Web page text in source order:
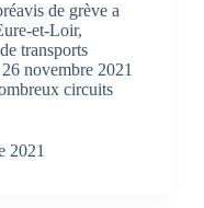
de grève a
et-Loir,
transports
novembre 2021
circuits
2021